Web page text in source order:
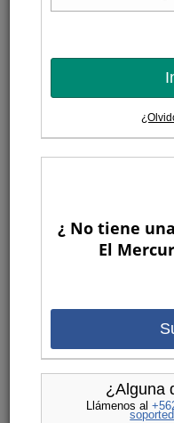
¿ No tiene
El
¿Alguna
Llámenos al